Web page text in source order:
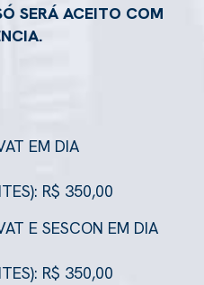
SERÁ ACEITO COM
EM DIA
R$ 350,00
E SESCON EM DIA
R$ 350,00